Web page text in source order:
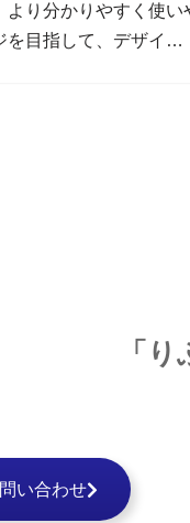
より分かりやすく使い
を目指して、デザイ…
「
い合わせ